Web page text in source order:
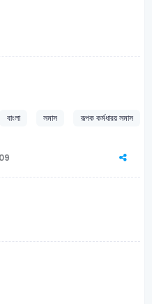
বাংলা সমাস
রূপক কর্মধারয় সমাস